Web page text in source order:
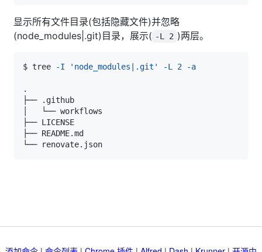
显示所有文件目录(包括隐藏文件)并忽略
(node_modules|.git)目录，展示( -L 2 )两层。
$ tree -I 'node_modules|.git' -L 2 -a
.